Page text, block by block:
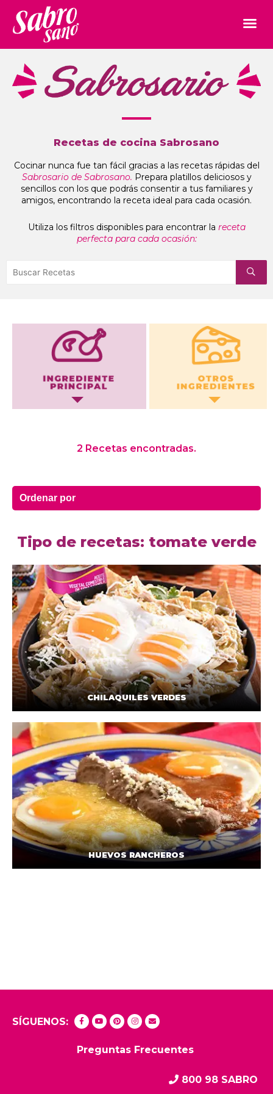
Recetas de cocina Sabrosano
Cocinar nunca fue tan fácil gracias a las recetas rápidas del
Sabrosario de Sabrosano. Prepara platillos deliciosos y
sencillos con los que podrás consentir a tus familiares y
amigos, encontrando la receta ideal para cada ocasión.
Utiliza los filtros disponibles para encontrar la receta
perfecta para cada ocasión:
Otros Ingredientes
2 Recetas encontradas.
Tipo de recetas: tomate verde
CHILAQUILES VERDES
HUEVOS RANCHEROS
SÍGUENOS:
Preguntas Frecuentes
800 98 SABRO